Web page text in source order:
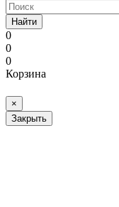
Найти
0
0
0
Корзина
×
Закрыть